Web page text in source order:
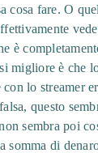
cosa fare. O
è
migliore è che
lo streamer
questo
sembra poi
somma di